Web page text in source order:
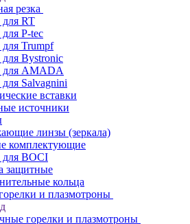
резка
RT
P-tec
Trumpf
Bystronic
для AMADA
Salvagnini
вставки
источники
линзы (зеркала)
комплектующие
BOCI
защитные
кольца
и плазмотроны
горелки и плазмотроны